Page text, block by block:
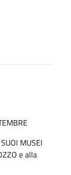
MUSEI
e alla